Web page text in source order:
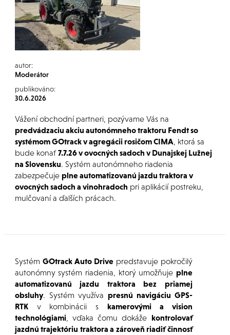
autor:
Moderátor
publikováno:
30.6.2026
Vážení obchodní partneri, pozývame Vás na
predvádzaciu akciu autonómneho traktoru Fendt so
systémom GOtrack v agregácii rosičom CIMA , ktorá sa
bude konať 7.7.26 v ovocných sadoch v Dunajskej Lužnej
na Slovensku. Systém autonómneho riadenia
zabezpečuje plne automatizovanú jazdu traktora v
ovocných sadoch a vinohradoch pri aplikácií postreku,
mulčovaní a ďalších prácach.
Systém GOtrack Auto Drivepredstavuje pokročilý
autonómny systém riadenia, ktorý umožňuje plne
automatizovanú jazdu traktora bez priamej
obsluhy. Systém využíva presnú navigáciu GPS-
RTKv kombinácii s kamerovými a vision
technológiami, vďaka čomu dokáže kontrolovať
jazdnú trajektóriu traktora a zároveň riadiť činnosť